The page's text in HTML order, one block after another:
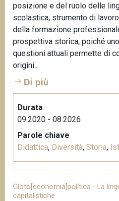
posizione e del ruolo delle
scolastica, strumento di
della formazione
prospettiva storica, poiché
questioni attuali permette di
origini...
Di più
Durata
09.2020 - 08.2026
Parole chiave
Didattica, Diversità, Storia,
Gloto[economiá]política - La
capitalistiche